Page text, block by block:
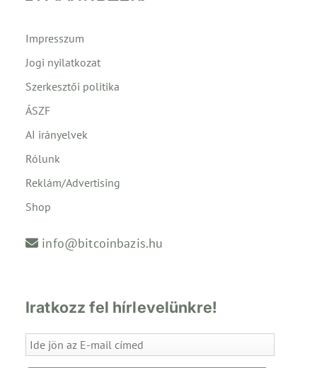
Impresszum
Jogi nyilatkozat
Szerkesztői politika
ÁSZF
AI irányelvek
Rólunk
Reklám/Advertising
Shop
info@bitcoinbazis.hu
Iratkozz fel hírlevelünkre!